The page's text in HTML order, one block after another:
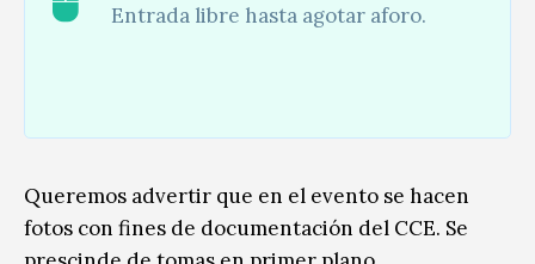
Entrada libre hasta agotar aforo.
Queremos advertir que en el evento se hacen
fotos con fines de documentación del CCE. Se